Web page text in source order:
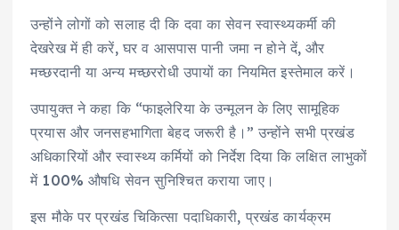
उन्होंने लोगों को सलाह दी कि दवा का सेवन स्वास्थ्यकर्मी की
देखरेख में ही करें, घर व आसपास पानी जमा न होने दें, और
मच्छरदानी या अन्य मच्छररोधी उपायों का नियमित इस्तेमाल करें।
उपायुक्त ने कहा कि “फाइलेरिया के उन्मूलन के लिए सामूहिक
प्रयास और जनसहभागिता बेहद जरूरी है।” उन्होंने सभी प्रखंड
अधिकारियों और स्वास्थ्य कर्मियों को निर्देश दिया कि लक्षित लाभुकों
में 100% औषधि सेवन सुनिश्चित कराया जाए।
इस मौके पर प्रखंड चिकित्सा पदाधिकारी, प्रखंड कार्यक्रम